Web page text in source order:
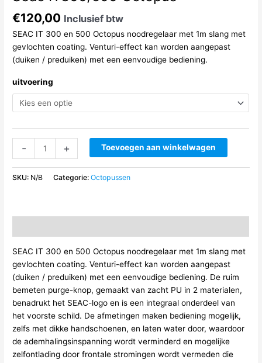
€120,00 Inclusief btw
SEAC IT 300 en 500 Octopus noodregelaar met 1m slang met
gevlochten coating. Venturi-effect kan worden aangepast
(duiken / preduiken) met een eenvoudige bediening.
uitvoering
-
IT300/500
Octopus
aantal
+ Toevoegen aan winkelwagen
SKU: N/B Categorie:Octopussen
SEAC IT 300 en 500 Octopus noodregelaar met 1m slang met
gevlochten coating. Venturi-effect kan worden aangepast
(duiken / preduiken) met een eenvoudige bediening. De ruim
bemeten purge-knop, gemaakt van zacht PU in 2 materialen,
benadrukt het SEAC-logo en is een integraal onderdeel van
het voorste schild. De afmetingen maken bediening mogelijk,
zelfs met dikke handschoenen, en laten water door, waardoor
de ademhalingsinspanning wordt verminderd en mogelijke
zelfontlading door frontale stromingen wordt vermeden die